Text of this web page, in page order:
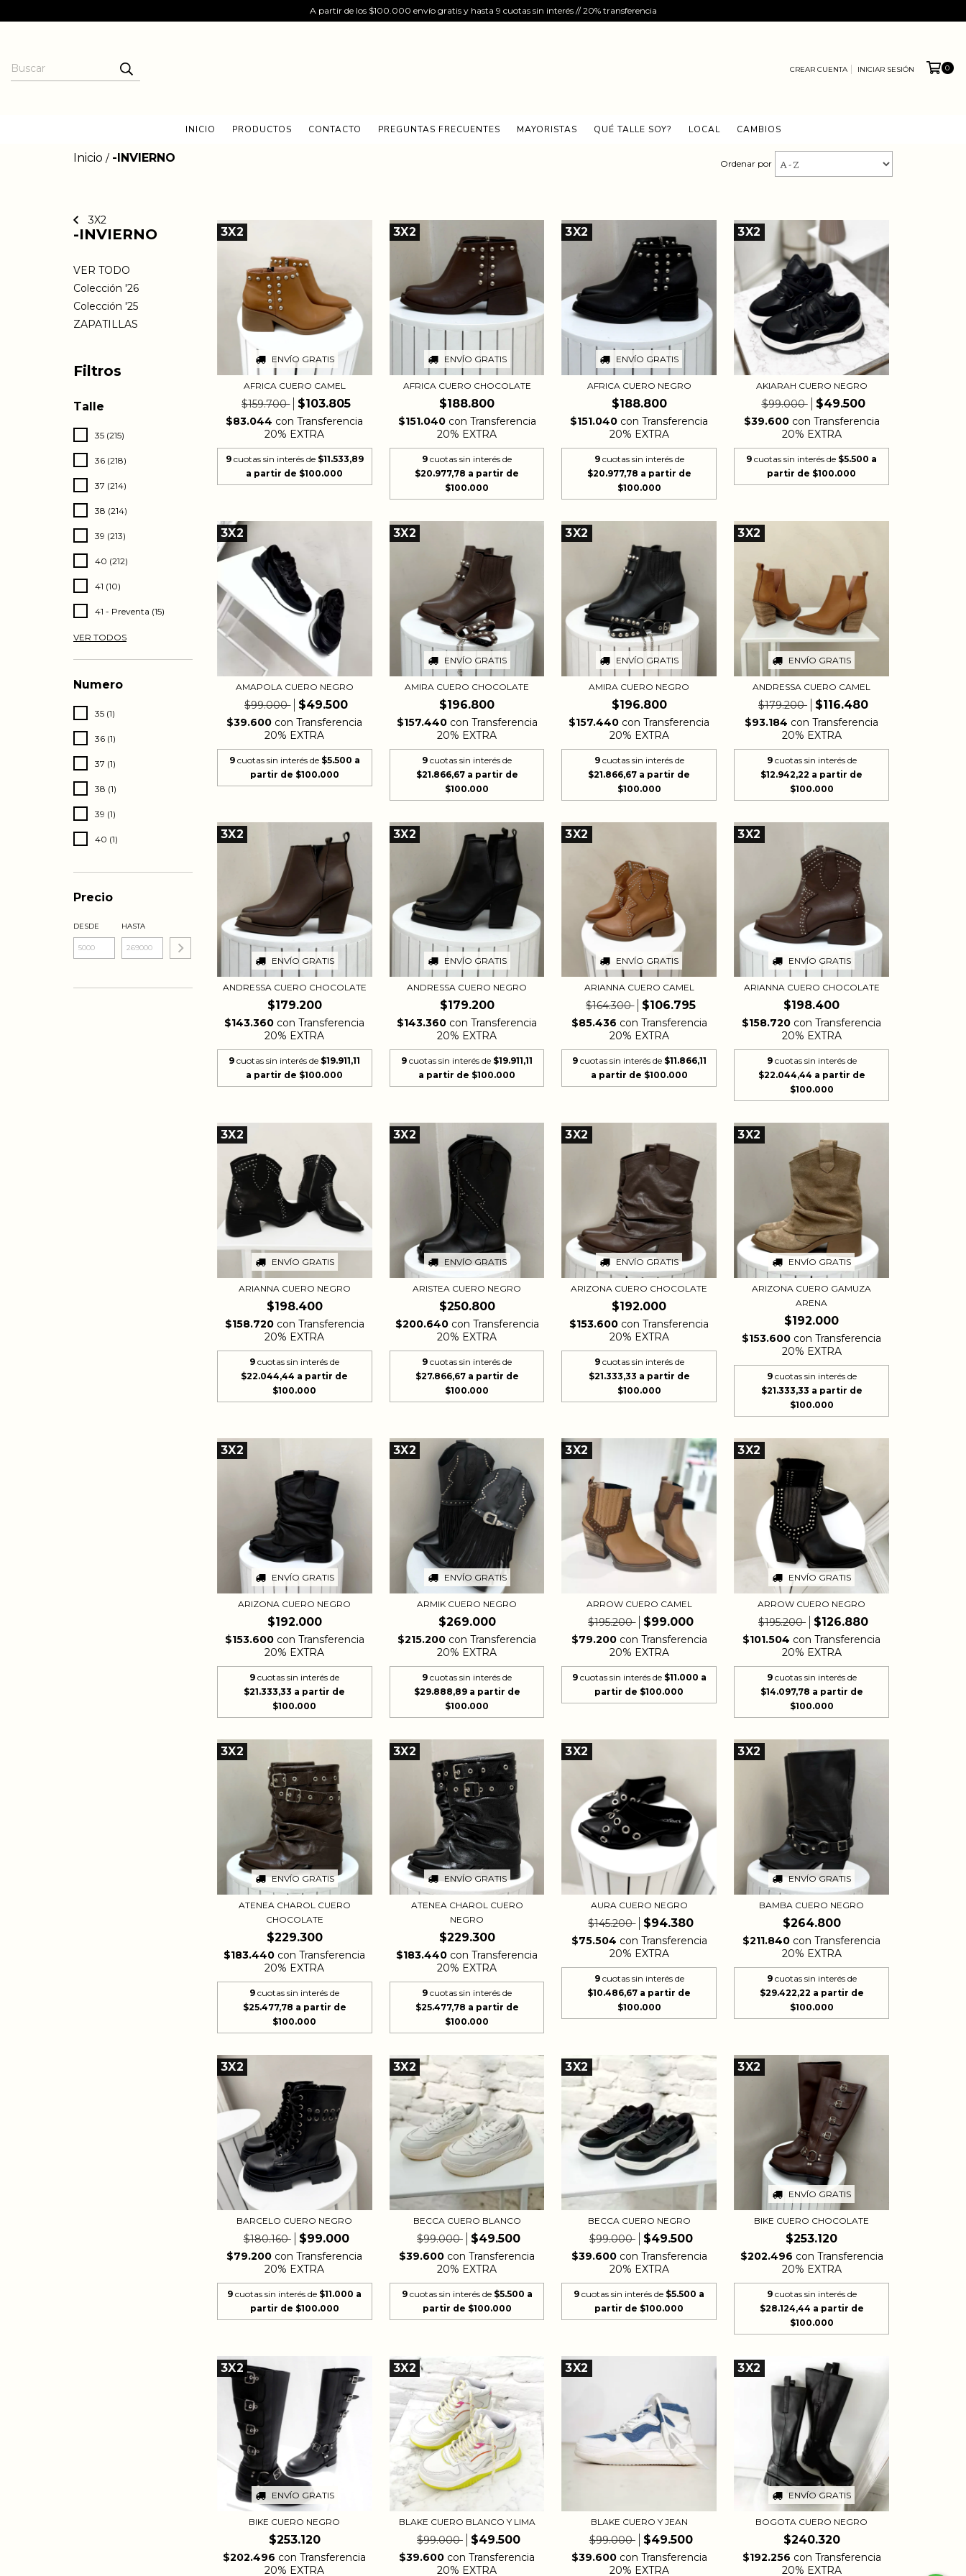
A partir de los $100.000 envío gratis y hasta 9 cuotas sin interés // 20% transferencia
CREAR CUENTA INICIAR SESIÓN 0
INICIO PRODUCTOS CONTACTO PREGUNTAS FRECUENTES MAYORISTAS QUÉ TALLE SOY? LOCAL CAMBIOS
Inicio / -INVIERNO Ordenar por
3X2
-INVIERNO
VER TODO
Colección '26
Colección '25
ZAPATILLAS
Filtros
Talle
35 (215)
36 (218)
37 (214)
38 (214)
39 (213)
40 (212)
41 (10)
41 - Preventa (15)
VER TODOS
Numero
35 (1)
36 (1)
37 (1)
38 (1)
39 (1)
40 (1)
Precio
DESDE HASTA
3X2
ENVÍO GRATIS
AFRICA CUERO CAMEL
$159.700 $103.805
$83.044 con Transferencia
20% EXTRA
9 cuotas sin interés de $11.533,89
3X2
ENVÍO GRATIS
AFRICA CUERO CHOCOLATE
$188.800
$151.040 con Transferencia
20% EXTRA
9 cuotas sin interés de
$20.977,78
3X2
ENVÍO GRATIS
AFRICA CUERO NEGRO
$188.800
$151.040 con Transferencia
20% EXTRA
9 cuotas sin interés de
$20.977,78
3X2
AKIARAH CUERO NEGRO
$99.000 $49.500
$39.600 con Transferencia
20% EXTRA
9 cuotas sin interés de $5.500
3X2
AMAPOLA CUERO NEGRO
$99.000 $49.500
$39.600 con Transferencia
20% EXTRA
9 cuotas sin interés de $5.500
3X2
ENVÍO GRATIS
AMIRA CUERO CHOCOLATE
$196.800
$157.440 con Transferencia
20% EXTRA
9 cuotas sin interés de
$21.866,67
3X2
ENVÍO GRATIS
AMIRA CUERO NEGRO
$196.800
$157.440 con Transferencia
20% EXTRA
9 cuotas sin interés de
$21.866,67
3X2
ENVÍO GRATIS
ANDRESSA CUERO CAMEL
$179.200 $116.480
$93.184 con Transferencia
20% EXTRA
9 cuotas sin interés de
$12.942,22
3X2
ENVÍO GRATIS
ANDRESSA CUERO CHOCOLATE
$179.200
$143.360 con Transferencia
20% EXTRA
9 cuotas sin interés de $19.911,11
3X2
ENVÍO GRATIS
ANDRESSA CUERO NEGRO
$179.200
$143.360 con Transferencia
20% EXTRA
9 cuotas sin interés de $19.911,11
3X2
ENVÍO GRATIS
ARIANNA CUERO CAMEL
$164.300 $106.795
$85.436 con Transferencia
20% EXTRA
9 cuotas sin interés de $11.866,11
3X2
ENVÍO GRATIS
ARIANNA CUERO CHOCOLATE
$198.400
$158.720 con Transferencia
20% EXTRA
9 cuotas sin interés de
$22.044,44
3X2
ENVÍO GRATIS
ARIANNA CUERO NEGRO
$198.400
$158.720 con Transferencia
20% EXTRA
9 cuotas sin interés de
$22.044,44
3X2
ENVÍO GRATIS
ARISTEA CUERO NEGRO
$250.800
$200.640 con Transferencia
20% EXTRA
9 cuotas sin interés de
$27.866,67
3X2
ENVÍO GRATIS
ARIZONA CUERO CHOCOLATE
$192.000
$153.600 con Transferencia
20% EXTRA
9 cuotas sin interés de
$21.333,33
3X2
ENVÍO GRATIS
ARIZONA CUERO GAMUZA
ARENA
$192.000
$153.600 con Transferencia
20% EXTRA
9 cuotas sin interés de
$21.333,33
3X2
ENVÍO GRATIS
ARIZONA CUERO NEGRO
$192.000
$153.600 con Transferencia
20% EXTRA
9 cuotas sin interés de
$21.333,33
3X2
ENVÍO GRATIS
ARMIK CUERO NEGRO
$269.000
$215.200 con Transferencia
20% EXTRA
9 cuotas sin interés de
$29.888,89
3X2
ARROW CUERO CAMEL
$195.200 $99.000
$79.200 con Transferencia
20% EXTRA
9 cuotas sin interés de $11.000
3X2
ENVÍO GRATIS
ARROW CUERO NEGRO
$195.200 $126.880
$101.504 con Transferencia
20% EXTRA
9 cuotas sin interés de
$14.097,78
3X2
ENVÍO GRATIS
ATENEA CHAROL CUERO
CHOCOLATE
$229.300
$183.440 con Transferencia
20% EXTRA
9 cuotas sin interés de
$25.477,78
3X2
ENVÍO GRATIS
ATENEA CHAROL CUERO
NEGRO
$229.300
$183.440 con Transferencia
20% EXTRA
9 cuotas sin interés de
$25.477,78
3X2
AURA CUERO NEGRO
$145.200 $94.380
$75.504 con Transferencia
20% EXTRA
9 cuotas sin interés de
$10.486,67
3X2
ENVÍO GRATIS
BAMBA CUERO NEGRO
$264.800
$211.840 con Transferencia
20% EXTRA
9 cuotas sin interés de
$29.422,22
3X2
BARCELO CUERO NEGRO
$180.160 $99.000
$79.200 con Transferencia
20% EXTRA
9 cuotas sin interés de $11.000
3X2
BECCA CUERO BLANCO
$99.000 $49.500
$39.600 con Transferencia
20% EXTRA
9 cuotas sin interés de $5.500
3X2
BECCA CUERO NEGRO
$99.000 $49.500
$39.600 con Transferencia
20% EXTRA
9 cuotas sin interés de $5.500
3X2
ENVÍO GRATIS
BIKE CUERO CHOCOLATE
$253.120
$202.496 con Transferencia
20% EXTRA
9 cuotas sin interés de
$28.124,44
3X2
ENVÍO GRATIS
BIKE CUERO NEGRO
$253.120
$202.496 con Transferencia
20% EXTRA
3X2
BLAKE CUERO BLANCO Y LIMA
$99.000 $49.500
$39.600 con Transferencia
20% EXTRA
3X2
BLAKE CUERO Y JEAN
$99.000 $49.500
$39.600 con Transferencia
20% EXTRA
3X2
ENVÍO GRATIS
BOGOTA CUERO NEGRO
$240.320
$192.256 con Transferencia
20% EXTRA